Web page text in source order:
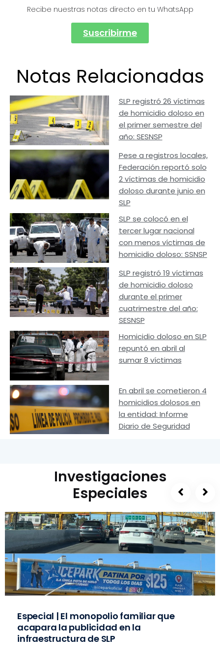
Recibe nuestras notas directo en tu WhatsApp
Suscribirme
Notas Relacionadas
SLP registró 26 víctimas
de homicidio doloso en
el primer semestre del
año: SESNSP
Pese a registros locales,
Federación reportó solo
2 víctimas de homicidio
doloso durante junio en
SLP
SLP se colocó en el
tercer lugar nacional
con menos víctimas de
homicidio doloso: SSNSP
SLP registró 19 víctimas
de homicidio doloso
durante el primer
cuatrimestre del año:
SESNSP
Homicidio doloso en SLP
repuntó en abril al
sumar 8 víctimas
En abril se cometieron 4
homicidios dolosos en
la entidad: Informe
Diario de Seguridad
Investigaciones
Especiales
Especial | El monopolio familiar que
acapara la publicidad en la
infraestructura de SLP